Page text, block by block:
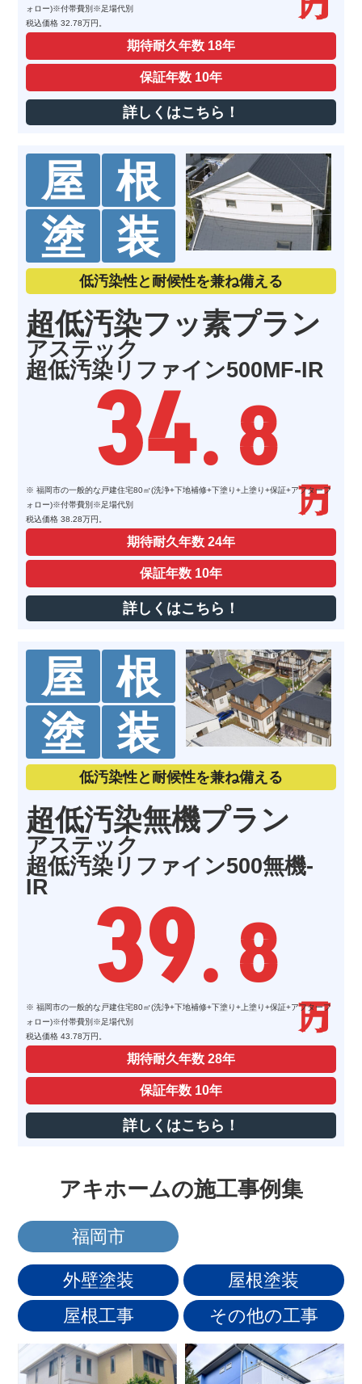
ォロー)※付帯費別※足場代別
税込価格 32.78万円。
期待耐久年数 18年
保証年数 10年
詳しくはこちら！
屋
根
塗
装
低汚染性と耐候性を兼ね備える
超低汚染フッ素プラン
アステック
超低汚染リファイン500MF-IR
34. 8
※ 福岡市の一般的な戸建住宅80㎡(洗浄+下地補修+下塗り+上塗り+保証+アフターフ
ォロー)※付帯費別※足場代別
税込価格 38.28万円。
期待耐久年数 24年
保証年数 10年
詳しくはこちら！
屋
根
塗
装
低汚染性と耐候性を兼ね備える
超低汚染無機プラン
アステック
超低汚染リファイン500無機-
IR
39. 8
※ 福岡市の一般的な戸建住宅80㎡(洗浄+下地補修+下塗り+上塗り+保証+アフターフ
ォロー)※付帯費別※足場代別
税込価格 43.78万円。
期待耐久年数 28年
保証年数 10年
詳しくはこちら！
アキホームの施工事例集
福岡市
外壁塗装
屋根塗装
屋根工事
その他の工事